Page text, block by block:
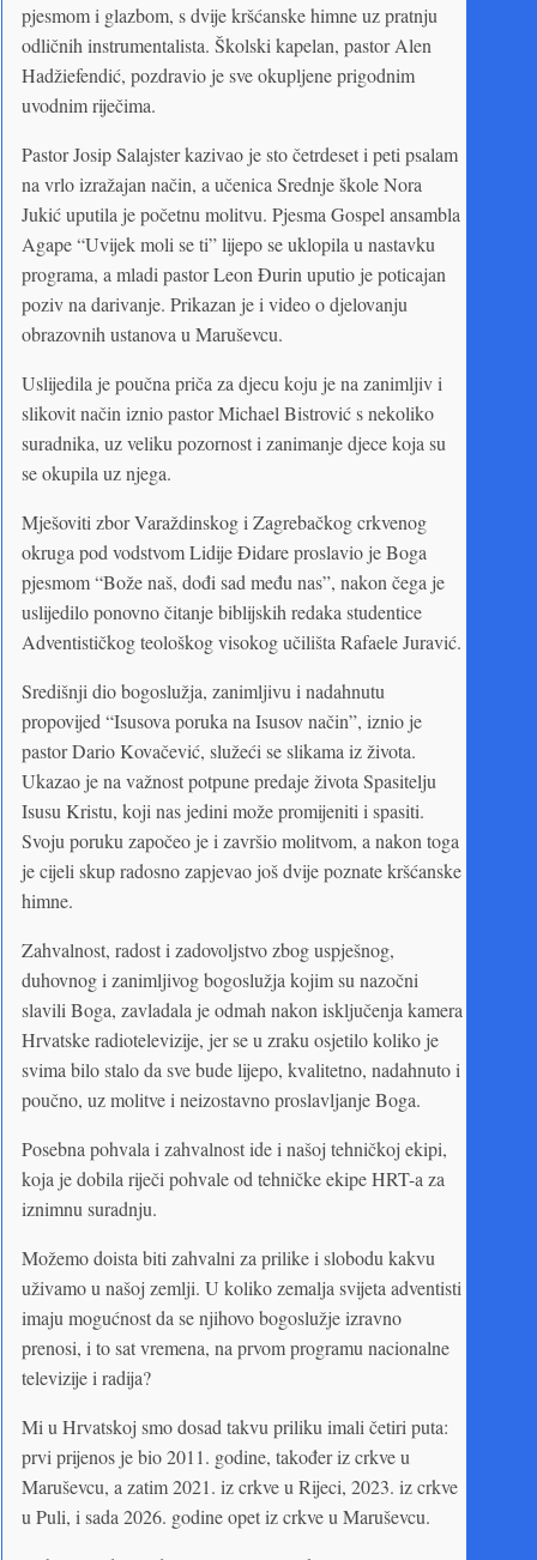
pjesmom i glazbom, s dvije kršćanske himne uz pratnju
odličnih instrumentalista. Školski kapelan, pastor Alen
Hadžiefendić, pozdravio je sve okupljene prigodnim
uvodnim riječima.
Pastor Josip Salajster kazivao je sto četrdeset i peti psalam
na vrlo izražajan način, a učenica Srednje škole Nora
Jukić uputila je početnu molitvu. Pjesma Gospel ansambla
Agape “Uvijek moli se ti” lijepo se uklopila u nastavku
programa, a mladi pastor Leon Đurin uputio je poticajan
poziv na darivanje. Prikazan je i video o djelovanju
obrazovnih ustanova u Maruševcu.
Uslijedila je poučna priča za djecu koju je na zanimljiv i
slikovit način iznio pastor Michael Bistrović s nekoliko
suradnika, uz veliku pozornost i zanimanje djece koja su
se okupila uz njega.
Mješoviti zbor Varaždinskog i Zagrebačkog crkvenog
okruga pod vodstvom Lidije Đidare proslavio je Boga
pjesmom “Bože naš, dođi sad među nas”, nakon čega je
uslijedilo ponovno čitanje biblijskih redaka studentice
Adventističkog teološkog visokog učilišta Rafaele Juravić.
Središnji dio bogoslužja, zanimljivu i nadahnutu
propovijed “Isusova poruka na Isusov način”, iznio je
pastor Dario Kovačević, služeći se slikama iz života.
Ukazao je na važnost potpune predaje života Spasitelju
Isusu Kristu, koji nas jedini može promijeniti i spasiti.
Svoju poruku započeo je i završio molitvom, a nakon toga
je cijeli skup radosno zapjevao još dvije poznate kršćanske
himne.
Zahvalnost, radost i zadovoljstvo zbog uspješnog,
duhovnog i zanimljivog bogoslužja kojim su nazočni
slavili Boga, zavladala je odmah nakon isključenja kamera
Hrvatske radiotelevizije, jer se u zraku osjetilo koliko je
svima bilo stalo da sve bude lijepo, kvalitetno, nadahnuto i
poučno, uz molitve i neizostavno proslavljanje Boga.
Posebna pohvala i zahvalnost ide i našoj tehničkoj ekipi,
koja je dobila riječi pohvale od tehničke ekipe HRT-a za
iznimnu suradnju.
Možemo doista biti zahvalni za prilike i slobodu kakvu
uživamo u našoj zemlji. U koliko zemalja svijeta adventisti
imaju mogućnost da se njihovo bogoslužje izravno
prenosi, i to sat vremena, na prvom programu nacionalne
televizije i radija?
Mi u Hrvatskoj smo dosad takvu priliku imali četiri puta:
prvi prijenos je bio 2011. godine, također iz crkve u
Maruševcu, a zatim 2021. iz crkve u Rijeci, 2023. iz crkve
u Puli, i sada 2026. godine opet iz crkve u Maruševcu.